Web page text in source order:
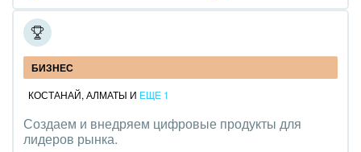
ITL
БИЗНЕС
КОСТАНАЙ, АЛМАТЫ И ЕЩЕ 1
Создаем и внедряем цифровые продукты для
лидеров рынка.